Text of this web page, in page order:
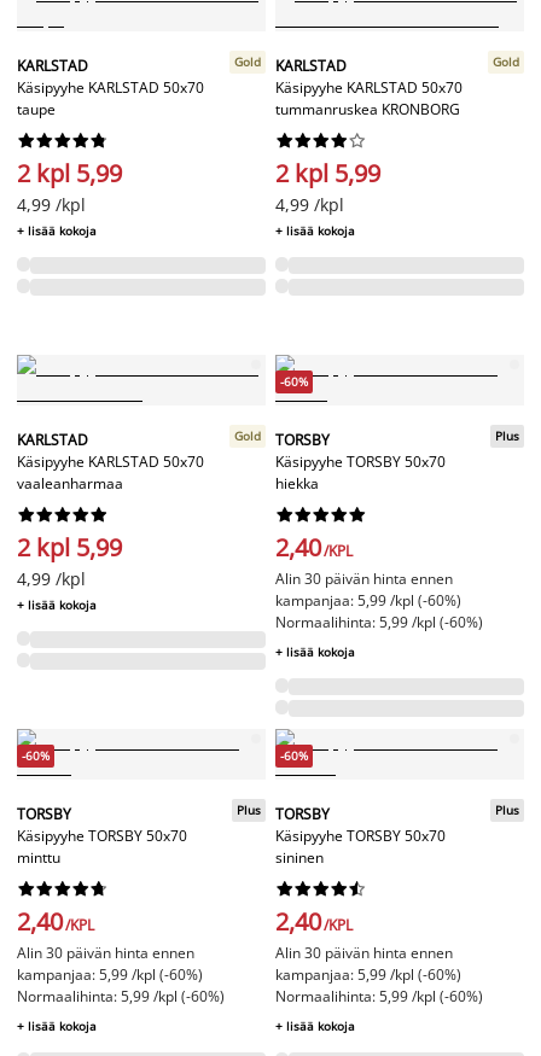
KARLSTAD
Käsipyyhe KARLSTAD 50x70
taupe
Gold






2 kpl 5,99
4,99 /kpl
+ lisää kokoja
KARLSTAD
Käsipyyhe KARLSTAD 50x70
tummanruskea KRONBORG
Gold






2 kpl 5,99
4,99 /kpl
+ lisää kokoja
KARLSTAD
Käsipyyhe KARLSTAD 50x70
vaaleanharmaa
Gold






2 kpl 5,99
4,99 /kpl
+ lisää kokoja
-60%
TORSBY
Käsipyyhe TORSBY 50x70
hiekka
Plus






2,40/KPL
Alin 30 päivän hinta ennen
kampanjaa: 5,99 /kpl (-60%)
Normaalihinta: 5,99 /kpl (-60%)
+ lisää kokoja
-60%
TORSBY
Käsipyyhe TORSBY 50x70
minttu
Plus






2,40/KPL
Alin 30 päivän hinta ennen
kampanjaa: 5,99 /kpl (-60%)
Normaalihinta: 5,99 /kpl (-60%)
+ lisää kokoja
-60%
TORSBY
Käsipyyhe TORSBY 50x70
sininen
Plus






2,40/KPL
Alin 30 päivän hinta ennen
kampanjaa: 5,99 /kpl (-60%)
Normaalihinta: 5,99 /kpl (-60%)
+ lisää kokoja